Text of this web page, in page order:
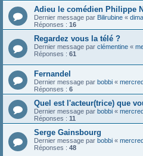
Adieu le comédien Philippe
Dernier message par Bilirubine «
Réponses : 16
Regardez vous la télé ?
Dernier message par clémentine «
Réponses : 61
Fernandel
Dernier message par bobbi «
Réponses : 6
Quel est l'acteur(trice) que
Dernier message par bobbi «
Réponses : 11
Serge Gainsbourg
Dernier message par bobbi «
Réponses : 48